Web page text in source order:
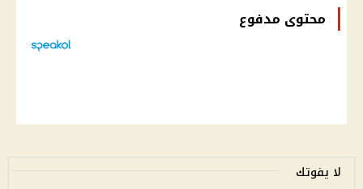
محتوى مدفوع
لا يفوتك